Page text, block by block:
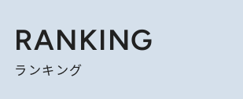
RANKING
ランキング